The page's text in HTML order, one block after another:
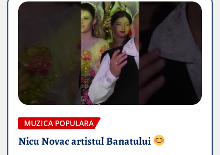
MUZICA POPULARA
Nicu Novac artistul Banatului